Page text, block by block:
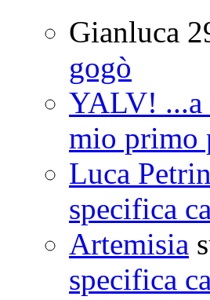
Gianluca
gogò
YALV! ...a
mio primo
Luca
specifica
Artemisia
specifica